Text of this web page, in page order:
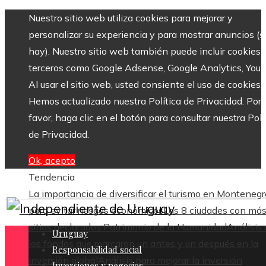
Nuestro sitio web utiliza cookies para mejorar y
personalizar su experiencia y para mostrar anuncios
hay). Nuestro sitio web también puede incluir cookies
terceros como Google Adsense, Google Analytics,
Al usar el sitio web, usted consiente el uso de cookies.
Hemos actualizado nuestra Política de Privacidad. Por
favor, haga clic en el botón para consultar nuestra
de Privacidad.
Ok, acepto
Tendencia
La importancia de diversificar el turismo en
para evitar riesgos económicosLas 8 ciudades con más
sitios declarados Patrimonio de la HumanidadAnálisis
los fondos que marcaron un antes y un después en la
inversión global Análisis para mejorar la inversión
Uruguay
Responsabilidad social